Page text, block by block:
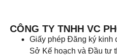
CÔNG TY TNHH VC
Giấy phép Đăng ký kinh
Sở Kế hoạch và Đầu tư